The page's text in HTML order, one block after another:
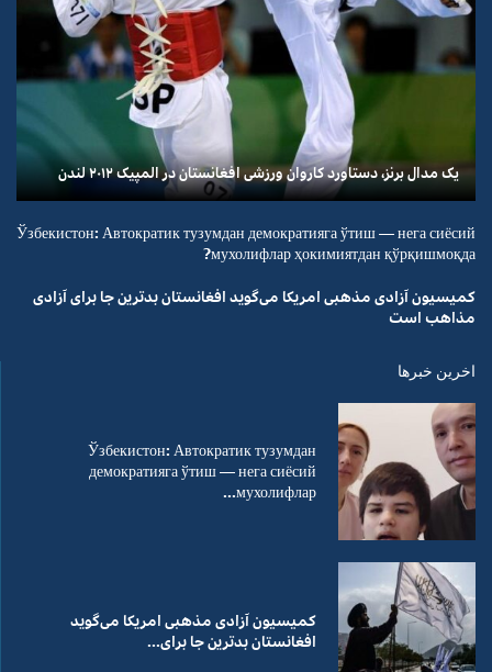
یک مدال برنز، دستاورد کاروان ورزشی افغانستان در المپیک ۲۰۱۲ لندن
Ўзбекистон: Автократик тузумдан демократияга ўтиш — нега сиёсий
мухолифлар ҳокимиятдан қўрқишмоқда?
کمیسیون آزادی مذهبی امریکا می‌گوید افغانستان بدترین جا برای آزادی
مذاهب است
اخرین خبرها
Ўзбекистон: Автократик тузумдан
демократияга ўтиш — нега сиёсий
мухолифлар...
کمیسیون آزادی مذهبی امریکا می‌گوید
افغانستان بدترین جا برای...